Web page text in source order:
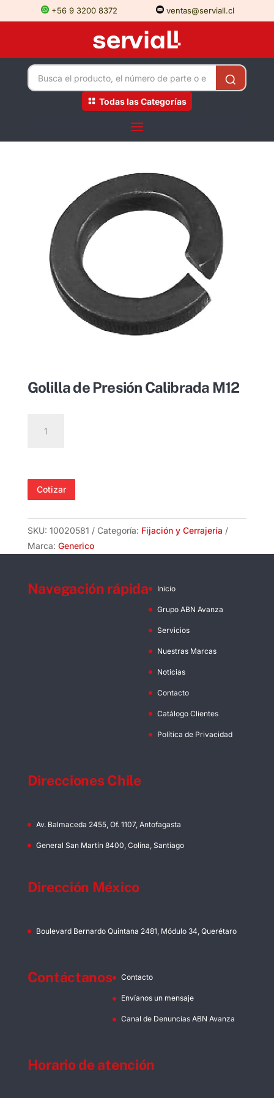
+56 9 3200 8372 ventas@serviall.cl
Todas las Categorías
Golilla de Presión Calibrada M12
M12
cantidad
Cotizar
SKU: 10020581 Categoría: Fijación y Cerrajería
Marca: Generico
Navegación rápida Inicio
Grupo ABN Avanza
Servicios
Nuestras Marcas
Noticias
Contacto
Catálogo Clientes
Política de Privacidad
Direcciones Chile
Av. Balmaceda 2455, Of. 1107, Antofagasta
General San Martín 8400, Colina, Santiago
Dirección México
Boulevard Bernardo Quintana 2481, Módulo 34, Querétaro
Contáctanos Contacto
Envíanos un mensaje
Canal de Denuncias ABN Avanza
Horario de atención